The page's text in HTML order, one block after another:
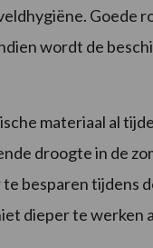
Goede
wordt de
materiaal al
droogte in de
besparen tijdens
dieper te werken